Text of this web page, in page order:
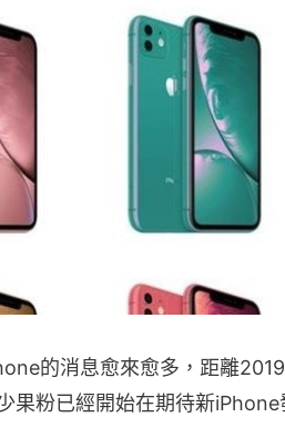
的消息愈來愈多，距離
果粉已經開始在期待新iPhone